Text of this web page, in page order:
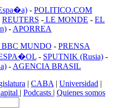
- POLITICO.COM
REUTERS - LE MONDE - EL
- APORREA
BBC MUNDO - PRENSA
- SPUTNIK (Rusia) -
- AGENCIA BRASIL
| CABA | Universidad |
| Podcasts | Quienes somos